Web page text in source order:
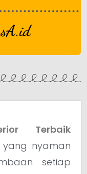
Terbaik
yang nyaman
setiap